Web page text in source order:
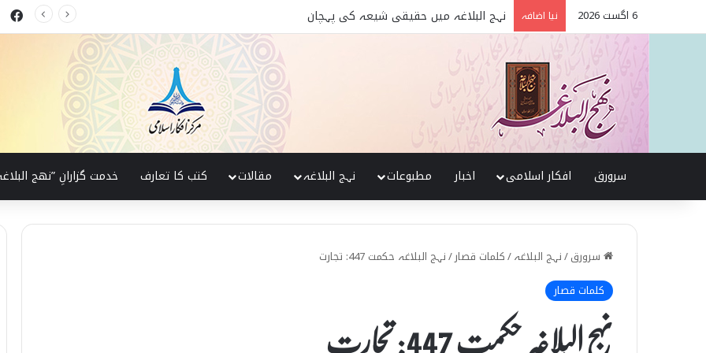
6 اگست 2026 نیا اضافہ تربیت اولاد کے بنیادی اصول نہج البلاغہ کی روشنی میں
سرورق افکار اسلامی اخبار مطبوعات نہج البلاغہ مقالات کتب کا تعارف خدمت گزارانِ ”نھج
سرورق/نہج البلاغہ/کلمات قصار/نہج البلاغہ حکمت 447: تجارت
کلمات قصار